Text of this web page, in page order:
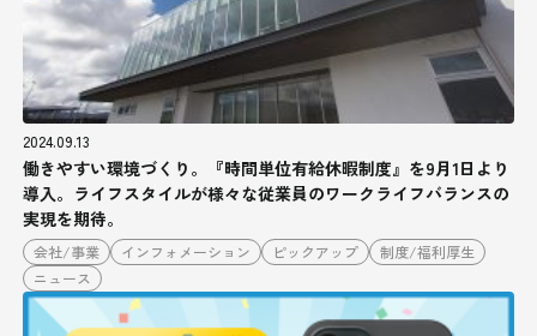
2024.09.13
働きやすい環境づくり。『時間単位有給休暇制度』を9月1日より
導入。ライフスタイルが様々な従業員のワークライフバランスの
実現を期待。
会社/事業 インフォメーション ピックアップ
制度/福利厚生
ニュース